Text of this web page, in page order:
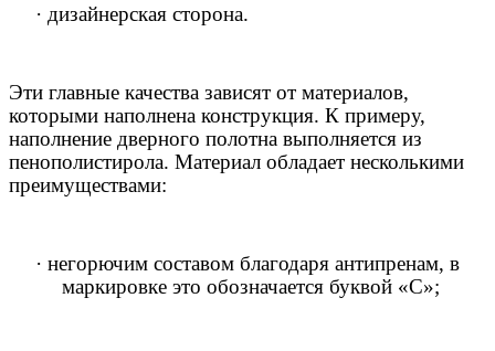
· дизайнерская сторона.
Эти главные качества зависят от материалов,
которыми наполнена конструкция. К примеру,
наполнение дверного полотна выполняется из
пенополистирола. Материал обладает несколькими
преимуществами:
· негорючим составом благодаря антипренам, в
маркировке это обозначается буквой «С»;